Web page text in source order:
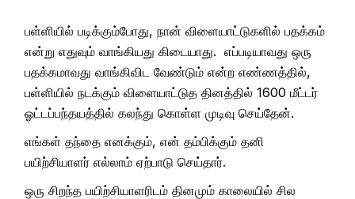
பள்ளியில் படிக்கும்போது, நான் விளையாட்டுகளில் பதக்கம்
என்று எதுவும் வாங்கியது கிடையாது. எப்படியாவது ஒரு
பதக்கமாவது வாங்கிவிட வேண்டும் என்ற எண்ணத்தில்,
பள்ளியில் நடக்கும் விளையாட்டுத தினத்தில் 1600 மீட்டர்
ஓட்டப்பந்தயத்தில் கலந்து கொள்ள முடிவு செய்தேன்.
எங்கள் தந்தை எனக்கும், என் தம்பிக்கும் தனி
பயிற்சியாளர் எல்லாம் ஏற்பாடு செய்தார்.
ஒரு சிறந்த பயிற்சியாளரிடம் தினமும் காலையில் சில